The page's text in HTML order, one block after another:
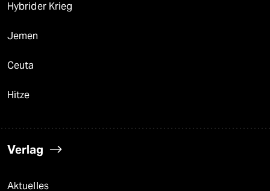
Hybrider Krieg
Jemen
Ceuta
Hitze
Verlag
Aktuelles